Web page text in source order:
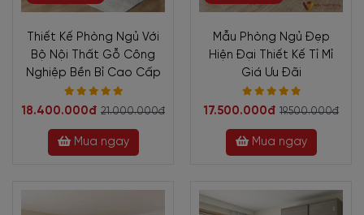
Thiết Kế Phòng Ngủ Với
Bộ Nội Thất Gỗ Công
Nghiệp Bền Bỉ Cao Cấp
18.400.000đ 21.000.000đ
Mua ngay
Mẫu Phòng Ngủ Đẹp
Hiện Đại Thiết Kế Tỉ Mỉ
Giá Ưu Đãi
17.500.000đ 19.500.000đ
Mua ngay